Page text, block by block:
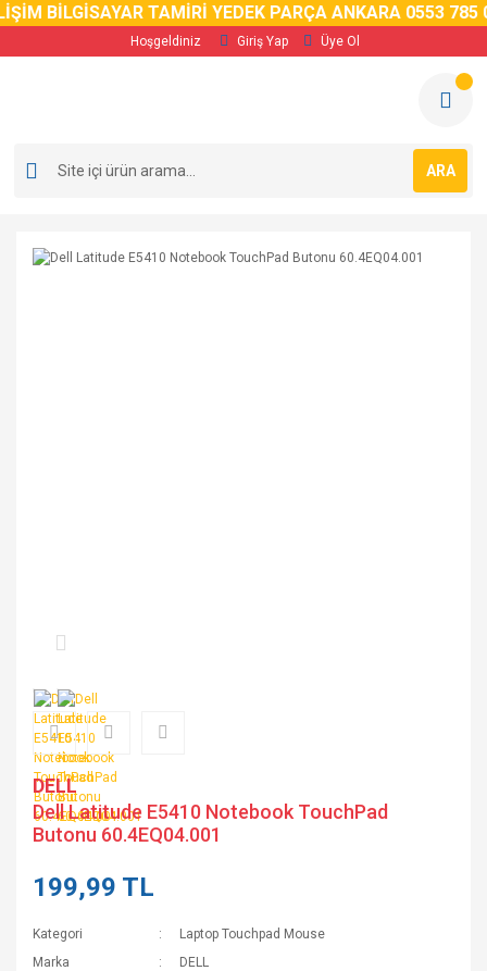
BİLGİSAYAR TAMİRİ YEDEK PARÇA ANKARA 0553 785 02
Hoşgeldiniz Giriş Yap Üye Ol
ARA
DELL
Dell Latitude E5410 Notebook TouchPad
Butonu 60.4EQ04.001
199,99 TL
Kategori
Laptop Touchpad Mouse
Marka
DELL